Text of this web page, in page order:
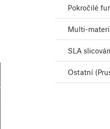
Pokročilé
Multi-
SLA
Ostatní